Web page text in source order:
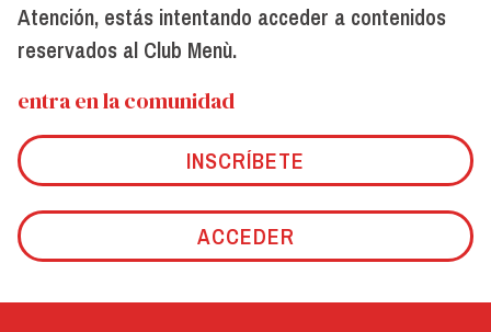
Atención, estás intentando acceder a contenidos
reservados al Club Menù.
entra en la comunidad
INSCRÍBETE
ACCEDER